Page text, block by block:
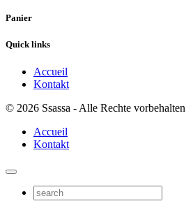
Panier
Quick links
Accueil
Kontakt
© 2026 Ssassa - Alle Rechte vorbehalten
Accueil
Kontakt